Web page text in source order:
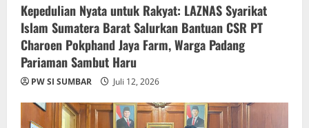
Kepedulian Nyata untuk Rakyat: LAZNAS Syarikat
Islam Sumatera Barat Salurkan Bantuan CSR PT
Charoen Pokphand Jaya Farm, Warga Padang
Pariaman Sambut Haru
PW SI SUMBAR Juli 12, 2026